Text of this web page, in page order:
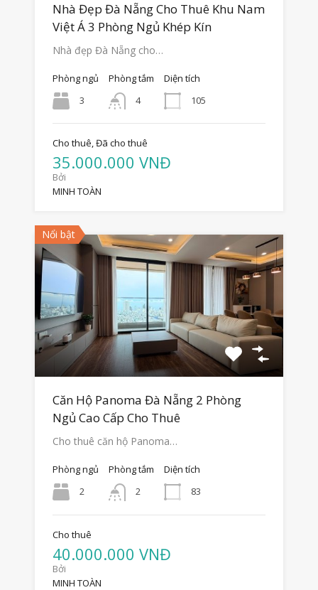
Nhà Đẹp Đà Nẵng Cho Thuê Khu Nam
Việt Á 3 Phòng Ngủ Khép Kín
Nhà đẹp Đà Nẵng cho…
Phòng ngủ
3
Phòng tắm
4
Diện tích
105
Cho thuê, Đã cho thuê
35.000.000 VNĐ
Bởi
MINH TOÀN
Nổi bật
Căn Hộ Panoma Đà Nẵng 2 Phòng
Ngủ Cao Cấp Cho Thuê
Cho thuê căn hộ Panoma…
Phòng ngủ
2
Phòng tắm
2
Diện tích
83
Cho thuê
40.000.000 VNĐ
Bởi
MINH TOÀN